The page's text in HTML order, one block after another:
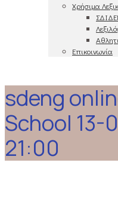
Χρήσιμα
Επικοινωνία
sdeng
School 13-
21:00